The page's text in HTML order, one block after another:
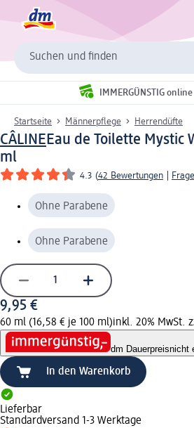
Suchen und finden
IMMERGÜNSTIG
Startseite Männerpflege Herrendüfte
CÂLINEEau de Toilette Mystic
ml
4.3 (42 Bewertungen
Ohne Parabene
Ohne Parabene
9,95 €
60 ml (16,58 € je 100 ml)inkl. 20% MwSt.
dm Dauerpreisnicht
In den Warenkorb
Lieferbar
Standardversand 1-3 Werktage